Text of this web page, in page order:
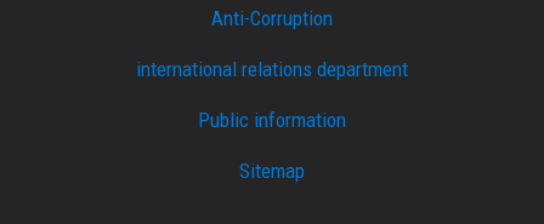
Anti-Corruption
international relations department
Public information
Sitemap